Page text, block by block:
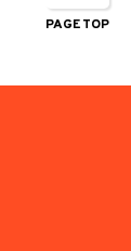
PAGE TOP